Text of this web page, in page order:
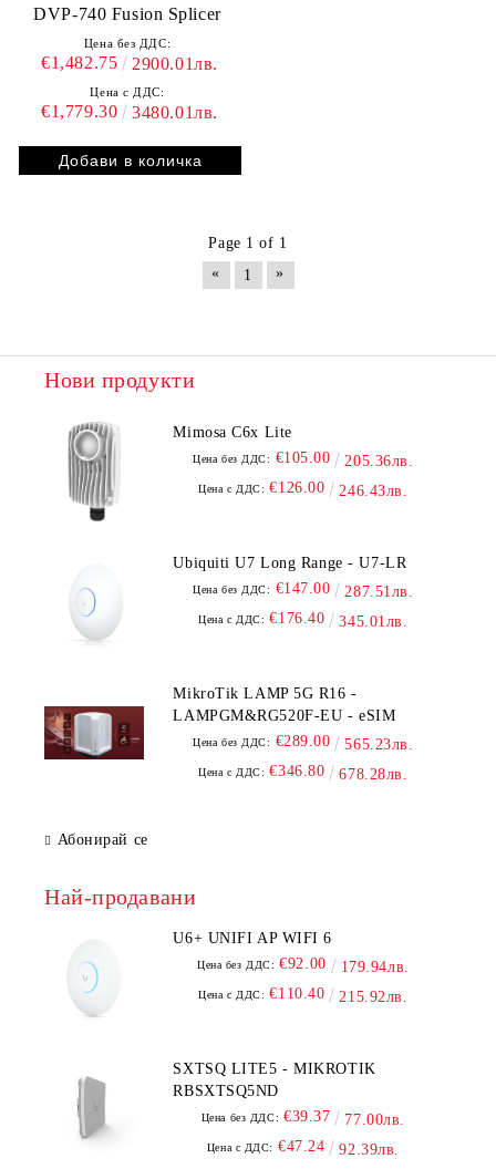
DVP-740 Fusion Splicer
Цена без ДДС:
€1,482.75 2900.01лв.
Цена с ДДС:
€1,779.30 3480.01лв.
Page 1 of 1
«
1 »
Нови продукти
Mimosa C6x Lite
Цена без ДДС: €105.00 205.36лв.
Цена с ДДС: €126.00 246.43лв.
Ubiquiti U7 Long Range - U7-LR
Цена без ДДС: €147.00 287.51лв.
Цена с ДДС: €176.40 345.01лв.
MikroTik LAMP 5G R16 -
LAMPGM&RG520F-EU - eSIM
Цена без ДДС: €289.00 565.23лв.
Цена с ДДС: €346.80 678.28лв.
Абонирай се
Най-продавани
U6+ UNIFI AP WIFI 6
Цена без ДДС: €92.00 179.94лв.
Цена с ДДС: €110.40 215.92лв.
SXTSQ LITE5 - MIKROTIK
RBSXTSQ5ND
Цена без ДДС: €39.37 77.00лв.
Цена с ДДС: €47.24 92.39лв.